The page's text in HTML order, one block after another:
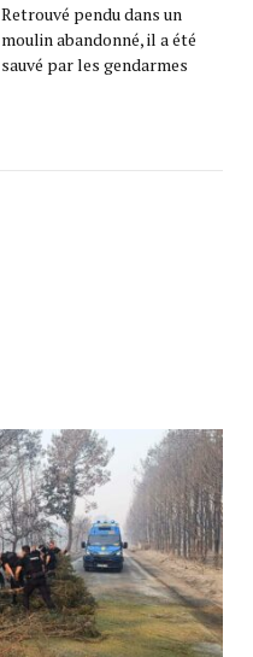
Retrouvé pendu dans un
moulin abandonné, il a été
sauvé par les gendarmes